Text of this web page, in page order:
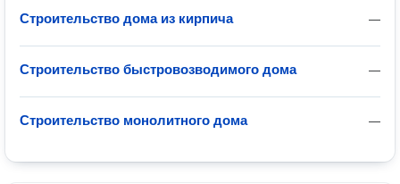
—
Строительство дома из кирпича
—
Строительство быстровозводимого дома
—
Строительство монолитного дома